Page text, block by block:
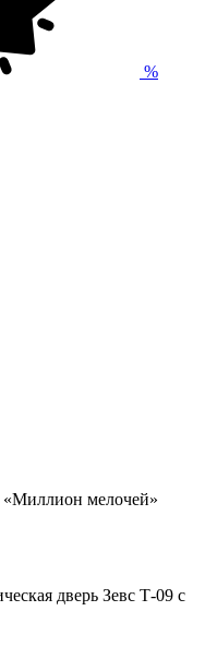
%
мелочей»
дверь Зевс Т-09 с